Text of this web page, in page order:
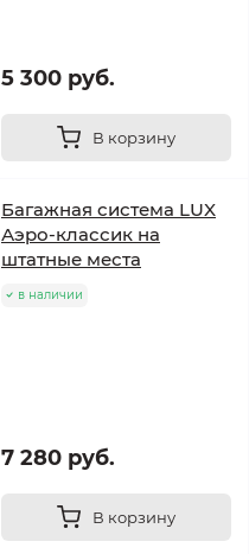
5 300 руб.
В корзину
Багажная система LUX
Аэро-классик на
штатные места
в наличии
7 280 руб.
В корзину